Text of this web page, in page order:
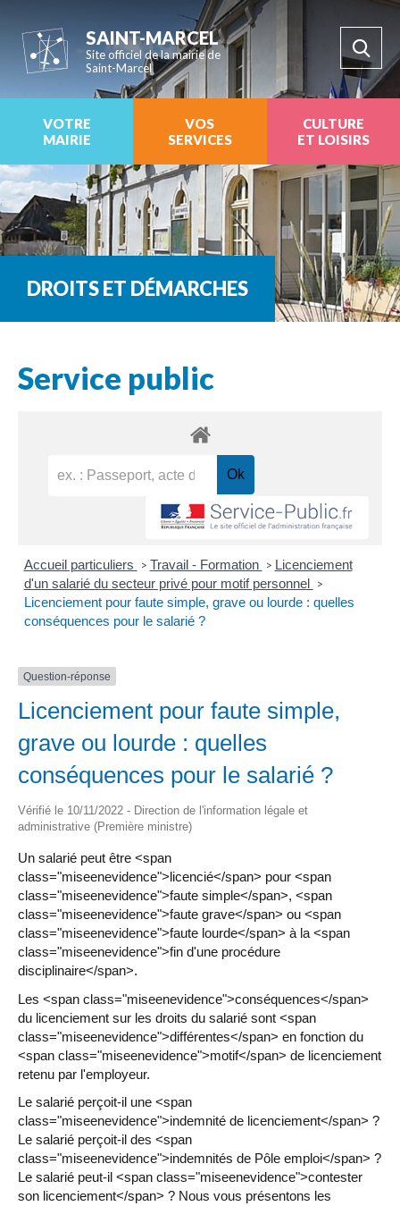
SAINT-MARCEL
Site officiel de la mairie de
Saint-Marcel
VOTRE
MAIRIE
VOS
SERVICES
CULTURE
ET LOISIRS
DROITS ET DÉMARCHES
Service public
Accueil particuliers > Travail - Formation > Licenciement
d'un salarié du secteur privé pour motif personnel >
Licenciement pour faute simple, grave ou lourde : quelles
conséquences pour le salarié ?
Question-réponse
Licenciement pour faute simple,
grave ou lourde : quelles
conséquences pour le salarié ?
Vérifié le 10/11/2022 - Direction de l'information légale et
administrative (Première ministre)
Un salarié peut être <span
class="miseenevidence">licencié</span> pour <span
class="miseenevidence">faute simple</span>, <span
class="miseenevidence">faute grave</span> ou <span
class="miseenevidence">faute lourde</span> à la <span
class="miseenevidence">fin d'une procédure
disciplinaire</span>.
Les <span class="miseenevidence">conséquences</span>
du licenciement sur les droits du salarié sont <span
class="miseenevidence">différentes</span> en fonction du
<span class="miseenevidence">motif</span> de licenciement
retenu par l'employeur.
Le salarié perçoit-il une <span
class="miseenevidence">indemnité de licenciement</span> ?
Le salarié perçoit-il des <span
class="miseenevidence">indemnités de Pôle emploi</span> ?
Le salarié peut-il <span class="miseenevidence">contester
son licenciement</span> ? Nous vous présentons les